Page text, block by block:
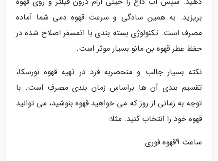
بریزید. به همین سادگی و سرعت قهوه دمی شما آماده
مصرف است. تکنولوژی بسته بندی با اتمسفر اصلاح شده در
حفظ عطر قهوه بن مانو بسیار موثر است.
نکته بسیار جالب و منحصربه فرد در تهیه قهوه نورسکا،
تقسیم بندی آن ها براساس زمان بندی مصرف است. با
توجه به زمانی از روز که می خواهید قهوه بنوشید، می توانید
قهوه خود را انتخاب کنید. مثلا:
ساعت 9قهوه فوری